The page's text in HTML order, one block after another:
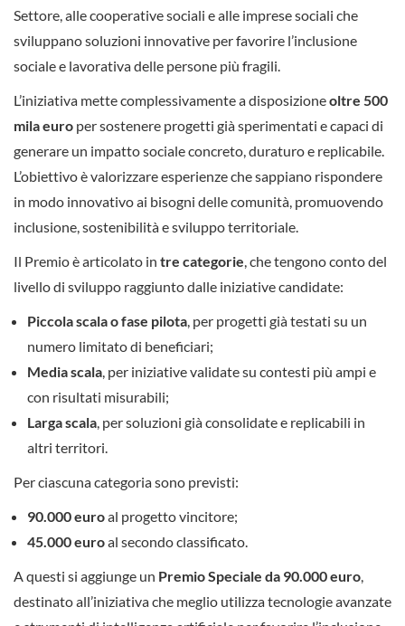
Settore, alle cooperative sociali e alle imprese sociali che
sviluppano soluzioni innovative per favorire l’inclusione
sociale e lavorativa delle persone più fragili.
L’iniziativa mette complessivamente a disposizioneoltre 500
mila euro per sostenere progetti già sperimentati e capaci di
generare un impatto sociale concreto, duraturo e replicabile.
L’obiettivo è valorizzare esperienze che sappiano rispondere
in modo innovativo ai bisogni delle comunità, promuovendo
inclusione, sostenibilità e sviluppo territoriale.
Il Premio è articolato in tre categorie, che tengono conto del
livello di sviluppo raggiunto dalle iniziative candidate:
Piccola scala o fase pilota, per progetti già testati su un
numero limitato di beneficiari;
Media scala, per iniziative validate su contesti più ampi e
con risultati misurabili;
Larga scala, per soluzioni già consolidate e replicabili in
altri territori.
Per ciascuna categoria sono previsti:
90.000 euroal progetto vincitore;
45.000 euroal secondo classificato.
A questi si aggiunge un Premio Speciale da 90.000 euro,
destinato all’iniziativa che meglio utilizza tecnologie avanzate